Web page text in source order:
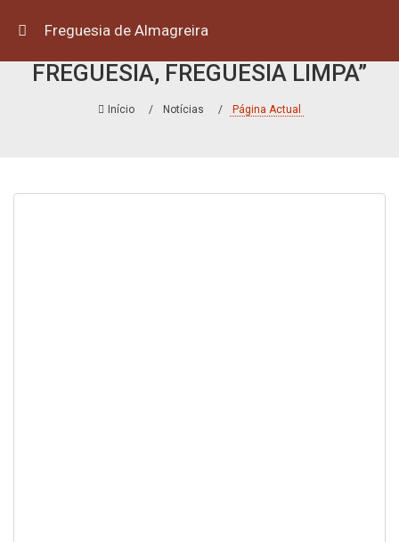
FREGUESIA, FREGUESIA LIMPA”
Início Notícias Página Actual
Freguesia de Almagreira